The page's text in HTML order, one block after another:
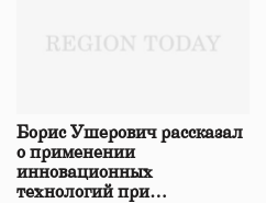
Борис Ушерович рассказал
о применении
инновационных
технологий при